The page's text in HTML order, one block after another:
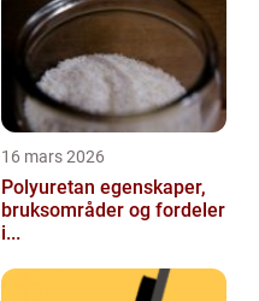
16 mars 2026
Polyuretan egenskaper,
bruksområder og fordeler
i...